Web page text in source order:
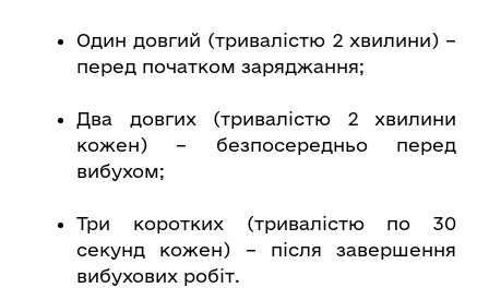
Один довгий (тривалістю 2 хвилини) –
перед початком заряджання;
Два довгих (тривалістю 2 хвилини
кожен) – безпосередньо перед
вибухом;
Три коротких (тривалістю по 30
секунд кожен) – після завершення
вибухових робіт.